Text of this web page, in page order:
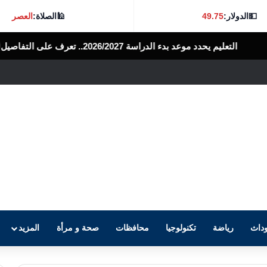
💵الدولار:49.75
🕌الصلاة:العصر
تعرف على التفاصيل الرأى العام المصرى
رياضة تكنولوجيا محافظات صحة و مرأة المزيد